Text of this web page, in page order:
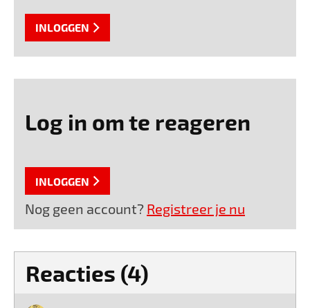
INLOGGEN
Log in om te reageren
INLOGGEN
Nog geen account? Registreer je nu
Reacties (4)